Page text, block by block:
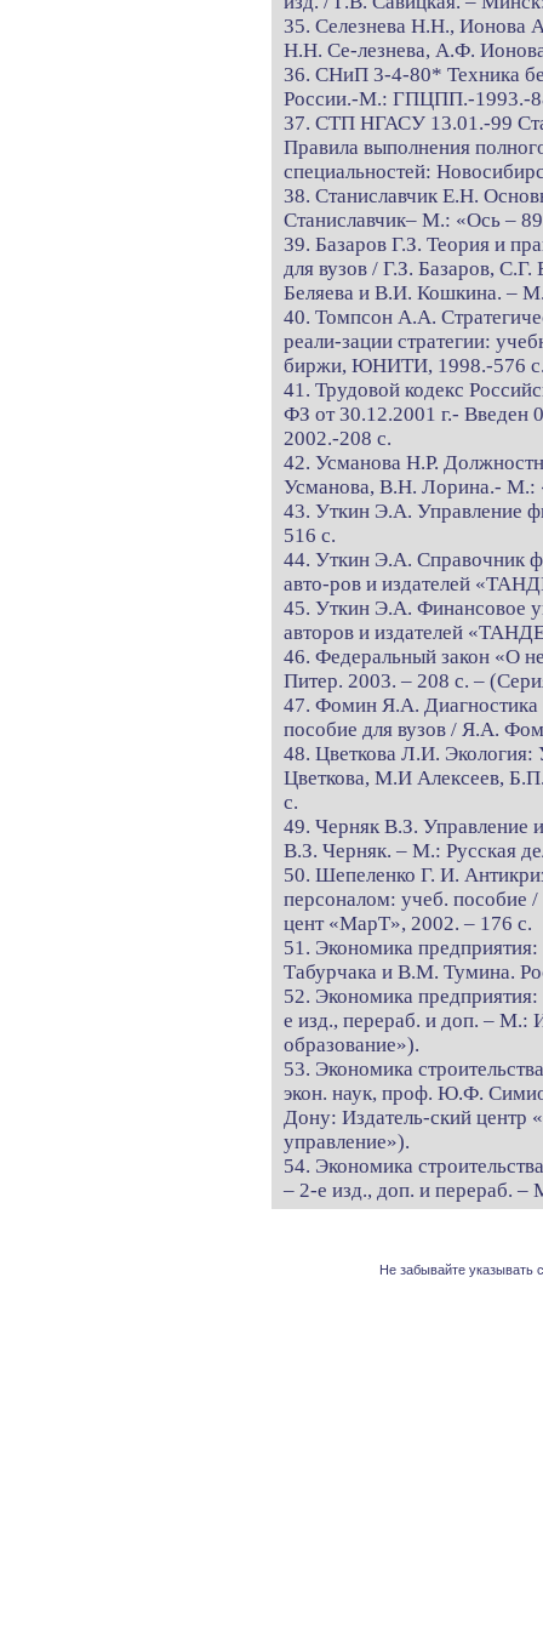
35. Селезнева Н.Н., Ионова
Н.Н. Се-лезнева, А.Ф.
36. СНиП 3-4-80* Техника
России.-М.: ГПЦПП.-1993.-
37. СТП НГАСУ 13.01.-99
Правила выполнения
специальностей:
38. Станиславчик Е.Н.
Станиславчик– М.: «Ось –
39. Базаров Г.З. Теория и
для вузов / Г.З. Базаров,
Беляева и В.И. Кошкина. –
40. Томпсон А.А.
реали-зации стратегии:
биржи, ЮНИТИ, 1998.-576
41. Трудовой кодекс
ФЗ от 30.12.2001 г.-
2002.-208 с.
42. Усманова Н.Р.
Усманова, В.Н. Лорина.- М.:
43. Уткин Э.А. Управление
516 с.
44. Уткин Э.А. Справочник
авто-ров и издателей
45. Уткин Э.А. Финансовое
авторов и издателей
46. Федеральный закон «О
Питер. 2003. – 208 с. –
47. Фомин Я.А. Диагностика
пособие для вузов / Я.А.
48. Цветкова Л.И. Экология:
Цветкова, М.И Алексеев,
с.
49. Черняк В.З. Управление
В.З. Черняк. – М.: Русская
50. Шепеленко Г. И.
персоналом: учеб. пособие
цент «МарТ», 2002. – 176 с.
51. Экономика
Табурчака и В.М. Тумина.
52. Экономика
е изд., перераб. и доп. –
образование»).
53. Экономика
экон. наук, проф. Ю.Ф.
Дону: Издатель-ский центр
управление»).
54. Экономика
– 2-е изд., доп. и перераб.
Не забывайте указывать